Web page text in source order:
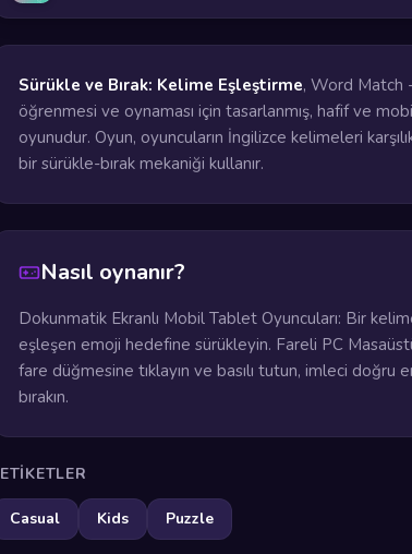
Sürükle ve Bırak: Kelime Eşleştirme, Word Match
öğrenmesi ve oynaması için tasarlanmış, hafif ve
oyunudur. Oyun, oyuncuların İngilizce kelimeleri
bir sürükle-bırak mekaniği kullanır.
Nasıl oynanır?
Dokunmatik Ekranlı Mobil Tablet Oyuncuları: Bir
eşleşen emoji hedefine sürükleyin. Fareli PC
fare düğmesine tıklayın ve basılı tutun, imleci doğru
bırakın.
ETIKETLER
Casual Kids Puzzle